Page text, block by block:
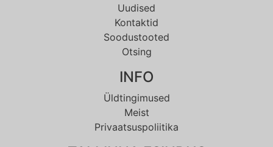
Uudised
Kontaktid
Soodustooted
Otsing
INFO
Üldtingimused
Meist
Privaatsuspoliitika